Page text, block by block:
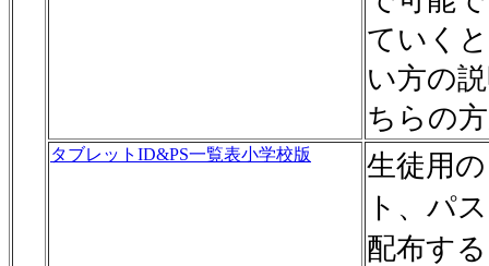
ていく
い方の
ちらの
タブレットID&PS一覧表小学校版
生徒用
ト、パ
配布す